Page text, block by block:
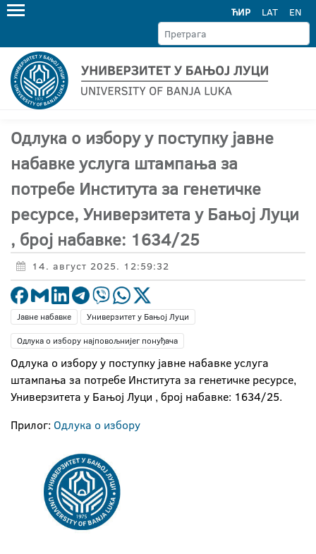
ЋИР LAT EN
Одлука о избору у поступку јавне
набавке услуга штампања за
потребе Института за генетичке
ресурсе, Универзитета у Бањој Луци
, број набавке: 1634/25
14. август 2025. 12:59:32
Јавне набавке
Универзитет у Бањој Луци
Одлука о избору најповољнијег понуђача
Одлука о избору у поступку јавне набавке услуга
штампања за потребе Института за генетичке ресурсе,
Универзитета у Бањој Луци , број набавке: 1634/25.
Прилог: Одлука о избору